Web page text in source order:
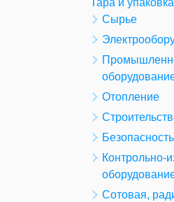
Тара и упаковка
Сырье
Отопление
Контрольно-
Сотовая,